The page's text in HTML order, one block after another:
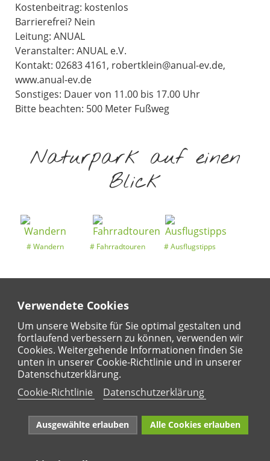
Verwendete Cookies
Um unsere Website für Sie optimal gestalten und
fortlaufend verbessern zu können, verwenden wir
Cookies. Weitergehende Informationen finden Sie
unten in unserer Cookie-Richtlinie und in unserer
Datenschutzerklärung.
Cookie-Richtlinie
Datenschutzerklärung
Ausgewählte erlauben Alle Cookies erlauben
Kostenbeitrag: kostenlos
Barrierefrei? Nein
Leitung: ANUAL
Veranstalter: ANUAL e.V.
Kontakt: 02683 4161, robertklein@anual-ev.de,
www.anual-ev.de
Sonstiges: Dauer von 11.00 bis 17.00 Uhr
Bitte beachten: 500 Meter Fußweg
Naturpark auf einen
Blick
Wandern Fahrradtouren Ausflugstipps
Entdeckertouren Ansichten
Regional
Karte